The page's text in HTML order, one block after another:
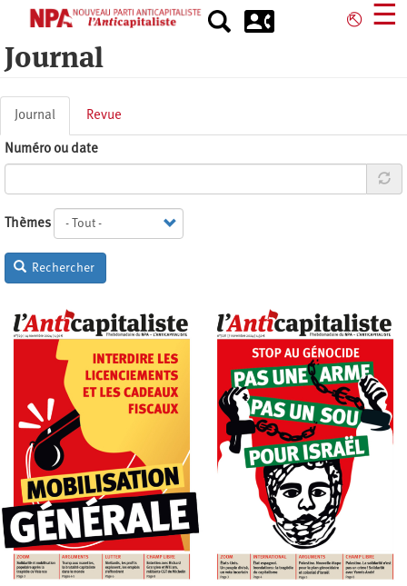
contenu
principal
⎋ ☰
Journal
Onglets
principaux
Journal (onglet
actif)
Revue
Numéro ou date
Thèmes
Rechercher